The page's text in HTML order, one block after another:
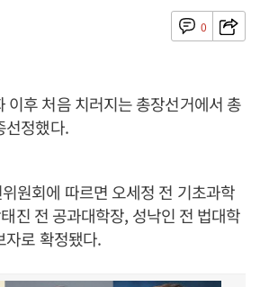
0
이후 처음 치러지는 총장선거에서 총
선정했다.
원회에 따르면 오세정 전 기초과학
진 전 공과대학장, 성낙인 전 법대학
자로 확정됐다.